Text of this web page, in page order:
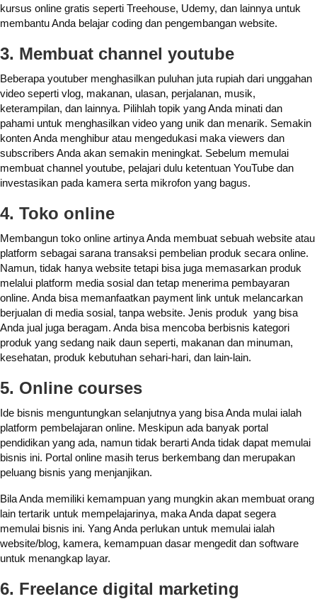
kursus online gratis seperti Treehouse, Udemy, dan lainnya untuk
membantu Anda belajar coding dan pengembangan website.
3. Membuat channel youtube
Beberapa youtuber menghasilkan puluhan juta rupiah dari unggahan
video seperti vlog, makanan, ulasan, perjalanan, musik,
keterampilan, dan lainnya. Pilihlah topik yang Anda minati dan
pahami untuk menghasilkan video yang unik dan menarik. Semakin
konten Anda menghibur atau mengedukasi maka viewers dan
subscribers Anda akan semakin meningkat. Sebelum memulai
membuat channel youtube, pelajari dulu ketentuan YouTube dan
investasikan pada kamera serta mikrofon yang bagus.
4. Toko online
Membangun toko online artinya Anda membuat sebuah website atau
platform sebagai sarana transaksi pembelian produk secara online.
Namun, tidak hanya website tetapi bisa juga memasarkan produk
melalui platform media sosial dan tetap menerima pembayaran
online. Anda bisa memanfaatkan payment link untuk melancarkan
berjualan di media sosial, tanpa website. Jenis produk yang bisa
Anda jual juga beragam. Anda bisa mencoba berbisnis kategori
produk yang sedang naik daun seperti, makanan dan minuman,
kesehatan, produk kebutuhan sehari-hari, dan lain-lain.
5. Online courses
Ide bisnis menguntungkan selanjutnya yang bisa Anda mulai ialah
platform pembelajaran online. Meskipun ada banyak portal
pendidikan yang ada, namun tidak berarti Anda tidak dapat memulai
bisnis ini. Portal online masih terus berkembang dan merupakan
peluang bisnis yang menjanjikan.
Bila Anda memiliki kemampuan yang mungkin akan membuat orang
lain tertarik untuk mempelajarinya, maka Anda dapat segera
memulai bisnis ini. Yang Anda perlukan untuk memulai ialah
website/blog, kamera, kemampuan dasar mengedit dan software
untuk menangkap layar.
6. Freelance digital marketing